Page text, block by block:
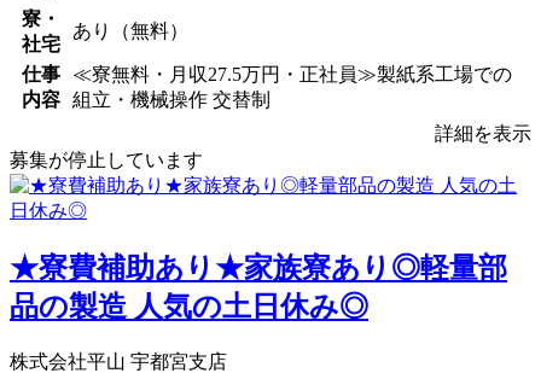
寮・
社宅
あり（無料）
仕事
内容
≪寮無料・月収27.5万円・正社員≫製紙系工場での
組立・機械操作 交替制
詳細を表示
募集が停止しています
★寮費補助あり★家族寮あり◎軽量部
品の製造 人気の土日休み◎
株式会社平山 宇都宮支店